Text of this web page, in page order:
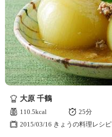
大原 千鶴
110.5kcal
25分
2015/03/16 きょうの料理レシピ